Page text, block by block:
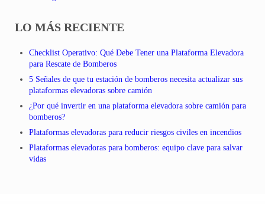
LO MÁS RECIENTE
Checklist Operativo: Qué Debe Tener una Plataforma Elevadora
para Rescate de Bomberos
5 Señales de que tu estación de bomberos necesita actualizar sus
plataformas elevadoras sobre camión
¿Por qué invertir en una plataforma elevadora sobre camión para
bomberos?
Plataformas elevadoras para reducir riesgos civiles en incendios
Plataformas elevadoras para bomberos: equipo clave para salvar
vidas